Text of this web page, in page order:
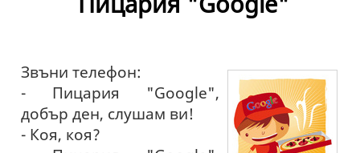
Звъни телефон:
- Пицария "Google",
добър ден, слушам ви!
- Коя, коя?